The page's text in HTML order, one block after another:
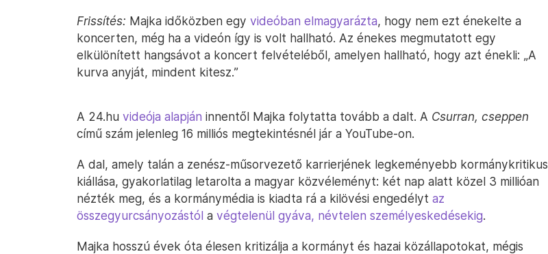
Frissítés: Majka időközben egy videóban elmagyarázta, hogy nem ezt énekelte a
koncerten, még ha a videón így is volt hallható. Az énekes megmutatott egy
elkülönített hangsávot a koncert felvételéből, amelyen hallható, hogy azt énekli: „A
kurva anyját, mindent kitesz.”
A 24.hu videója alapján innentől Majka folytatta tovább a dalt. A Csurran, cseppen
című szám jelenleg 16 milliós megtekintésnél jár a YouTube-on.
A dal, amely talán a zenész-műsorvezető karrierjének legkeményebb kormánykritikus
kiállása, gyakorlatilag letarolta a magyar közvéleményt: két nap alatt közel 3 millióan
nézték meg, és a kormánymédia is kiadta rá a kilövési engedélyt az
összegyurcsányozástól a végtelenül gyáva, névtelen személyeskedésekig.
Majka hosszú évek óta élesen kritizálja a kormányt és hazai közállapotokat, mégis